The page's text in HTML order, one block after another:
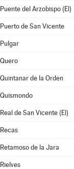
Puente del Arzobispo (El)
Puerto de San Vicente
Pulgar
Quero
Quintanar de la Orden
Quismondo
Real de San Vicente (El)
Recas
Retamoso de la Jara
Rielves